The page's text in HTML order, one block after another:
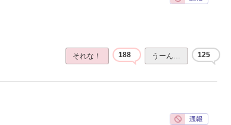
それな！ 188 うーん… 125